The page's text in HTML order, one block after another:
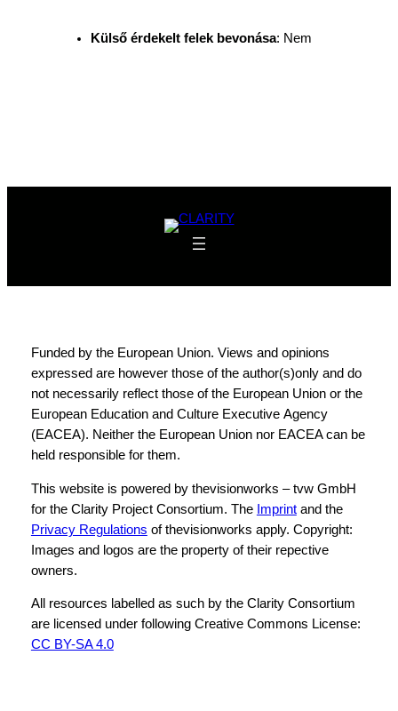
Külső érdekelt felek bevonása: Nem
Funded by the European Union. Views and opinions
expressed are however those of the author(s)only and do
not necessarily reflect those of the European Union or the
European Education and Culture Executive Agency
(EACEA). Neither the European Union nor EACEA can be
held responsible for them.
This website is powered by thevisionworks – tvw GmbH
for the Clarity Project Consortium. The Imprintand the
Privacy Regulations of thevisionworks apply. Copyright:
Images and logos are the property of their repective
owners.
All resources labelled as such by the Clarity Consortium
are licensed under following Creative Commons License:
CC BY-SA 4.0